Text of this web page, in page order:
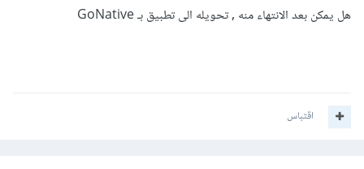
هل يمكن بعد الانتهاء منه , تحويله الى تطبيق بـ GoNative
اقتباس